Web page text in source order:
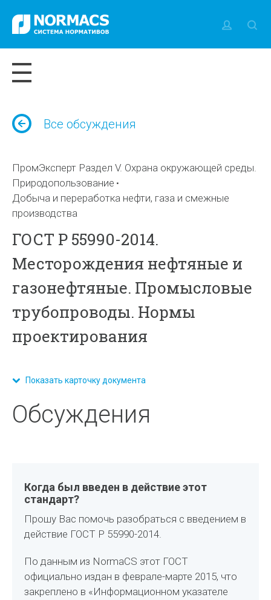
Все обсуждения
ПромЭксперт Раздел V. Охрана окружающей среды.
Природопользование
Добыча и переработка нефти, газа и смежные
производства
ГОСТ Р 55990-2014.
Месторождения нефтяные и
газонефтяные. Промысловые
трубопроводы. Нормы
проектирования
Показать карточку документа
Обсуждения
Когда был введен в действие этот
стандарт?
Прошу Вас помочь разобраться с введением в
действие ГОСТ Р 55990-2014.
По данным из NormaCS этот ГОСТ
официально издан в феврале-марте 2015, что
закреплено в «Информационном указателе